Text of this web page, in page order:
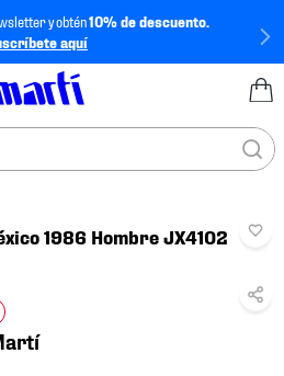
y obtén10% de descuento.
aquí
1986 Hombre JX4102